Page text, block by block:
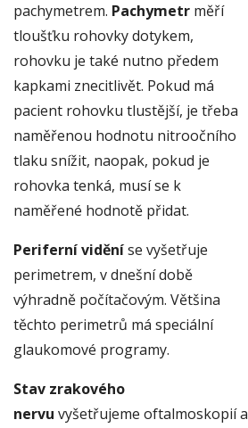
pachymetrem. Pachymetr měří
tloušťku rohovky dotykem,
rohovku je také nutno předem
kapkami znecitlivět. Pokud má
pacient rohovku tlustější, je třeba
naměřenou hodnotu nitroočního
tlaku snížit, naopak, pokud je
rohovka tenká, musí se k
naměřené hodnotě přidat.
Periferní viděníse vyšetřuje
perimetrem, v dnešní době
výhradně počítačovým. Většina
těchto perimetrů má speciální
glaukomové programy.
Stav zrakového
nervu vyšetřujeme oftalmoskopií a